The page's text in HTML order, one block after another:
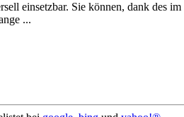
einsetzbar. Sie können, dank des
...